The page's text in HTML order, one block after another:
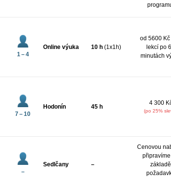
1 – 4
Online výuka 10 h (1x1h)
od 5600 Kč
lekcí po
minutách
7 – 10
Hodonín 45 h
4 300
(po 25%
–
Sedlčany –
Cenovou
základě